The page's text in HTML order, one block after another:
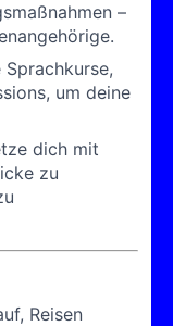
–
Sprachkurse,
um deine
dich mit
zu
Reisen